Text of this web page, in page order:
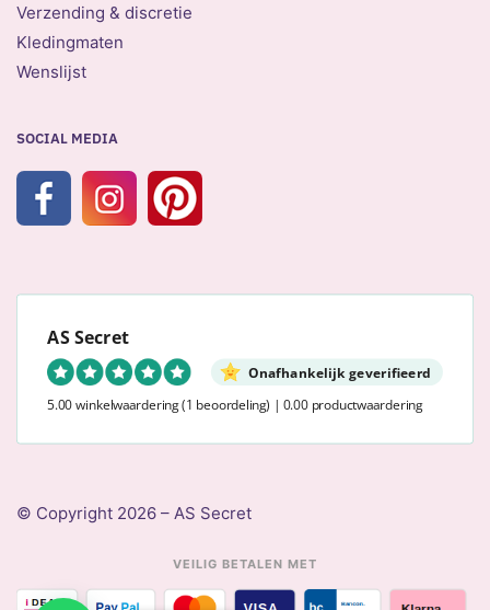
Verzending & discretie
Kledingmaten
Wenslijst
SOCIAL MEDIA
AS Secret
Onafhankelijk geverifieerd
5.00 winkelwaardering(1 beoordeling) | 0.00 productwaardering
© Copyright 2026 – AS Secret
VEILIG BETALEN MET